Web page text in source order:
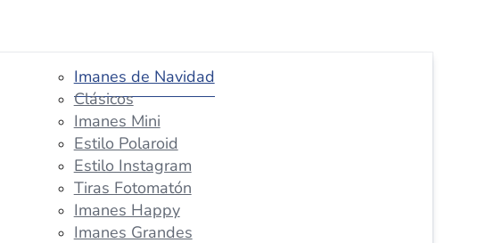
Imanes de Navidad
Clásicos
Imanes Mini
Estilo Polaroid
Estilo Instagram
Tiras Fotomatón
Imanes Happy
Imanes Grandes